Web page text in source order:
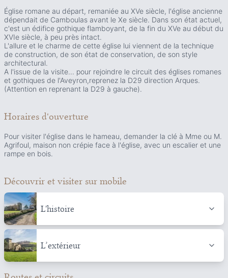
Église romane au départ, remaniée au XVe siècle, l'église ancienne
dépendait de Camboulas avant le Xe siècle. Dans son état actuel,
c'est un édifice gothique flamboyant, de la fin du XVe au début du
XVIe siècle, à peu près intact.
L'allure et le charme de cette église lui viennent de la technique
de construction, de son état de conservation, de son style
architectural.
A l'issue de la visite... pour rejoindre le circuit des églises romanes
et gothiques de l'Aveyron,reprenez la D29 direction Arques.
(Attention en reprenant la D29 à gauche).
Horaires d'ouverture
Pour visiter l'église dans le hameau, demander la clé à Mme ou M.
Agrifoul, maison non crépie face à l'église, avec un escalier et une
rampe en bois.
Découvrir et visiter sur mobile
L'histoire
L’extérieur